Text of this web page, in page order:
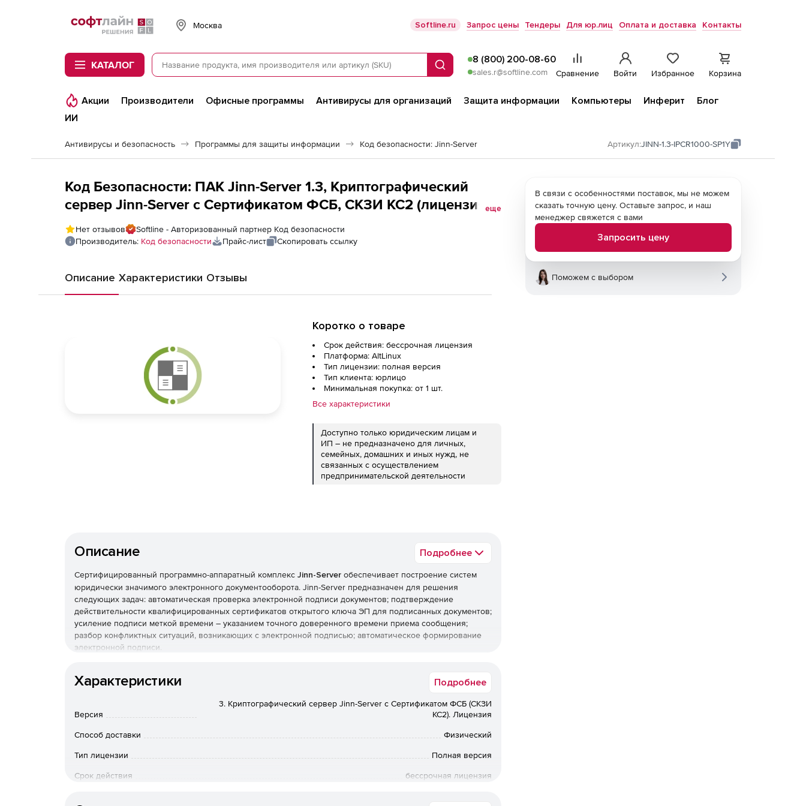
Softline
Москва Softline.ru Запрос цены Тендеры Для юр.лиц Оплата и доставка Контакты
КАТАЛОГ Поиск
8 (800) 200-08-60
sales.r@softline.com Сравнение Войти Избранное Корзина
Акции Производители Офисные программы Антивирусы для организаций Защита информации Компьютеры Инферит
Блог
ИИ
Антивирусы и безопасность Программы для защиты информации Код безопасности: Jinn-Server Артикул:JINN-1.3-IPCR1000-SP1Y
Код Безопасности: ПАК Jinn-Server 1.3, Криптографический
сервер Jinn-Server с Сертификатом ФСБ, СКЗИ КС2 (лицензия),
Платформа IPCR1000
еще
Нет отзывов
Softline - Авторизованный партнер Код безопасности
Производитель: Код безопасности Прайс-лист Скопировать ссылку
Описание Характеристики Отзывы
Коротко о товаре
Срок действия: бессрочная лицензия
Платформа: AltLinux
Тип лицензии: полная версия
Тип клиента: юрлицо
Минимальная покупка: от 1 шт.
Все характеристики
Доступно только юридическим лицам и
ИП – не предназначено для личных,
семейных, домашних и иных нужд, не
связанных с осуществлением
предпринимательской деятельности
Описание Подробнее
Сертифицированный программно-аппаратный комплекс Jinn-Server обеспечивает построение систем
юридически значимого электронного документооборота. Jinn-Server предназначен для решения
следующих задач: автоматическая проверка электронной подписи документов; подтверждение
действительности квалифицированных сертификатов открытого ключа ЭП для подписанных документов;
усиление подписи меткой времени – указанием точного доверенного времени приема сообщения;
разбор конфликтных ситуаций, возникающих с электронной подписью; автоматическое формирование
электронной подписи.
Jinn-Server автоматизирует проверку и формирование электронной подписи, существенно снижая
нагрузку на серверы приложений. Удовлетворяет самым высоким требованиям по производительности.
поддерживает кластеризацию.
Формирование и проверка электронной подписи
Характеристики Подробнее
Версия
3. Криптографический сервер Jinn-Server с Сертификатом ФСБ (СКЗИ
КС2). Лицензия
Способ доставки Физический
Тип лицензии Полная версия
Срок действия бессрочная лицензия
В связи с особенностями поставок, мы не можем
сказать точную цену. Оставьте запрос, и наш
менеджер свяжется с вами
Запросить цену
Поможем с выбором